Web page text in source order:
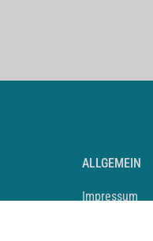
ALLGEMEIN
Impressum